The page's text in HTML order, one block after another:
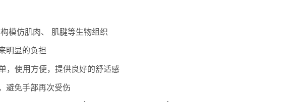
模仿肌肉、 肌腱等生物组织
明显的负担
，使用方便，提供良好的舒适感
避免手部再次受伤